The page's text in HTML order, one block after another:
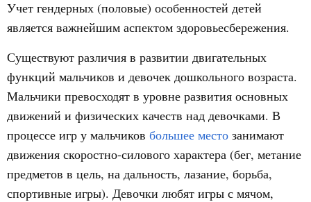
Учет гендерных (половые) особенностей детей
является важнейшим аспектом здоровьесбережения.
Существуют различия в развитии двигательных
функций мальчиков и девочек дошкольного возраста.
Мальчики превосходят в уровне развития основных
движений и физических качеств над девочками. В
процессе игр у мальчиков большее место занимают
движения скоростно-силового характера (бег, метание
предметов в цель, на дальность, лазание, борьба,
спортивные игры). Девочки любят игры с мячом,